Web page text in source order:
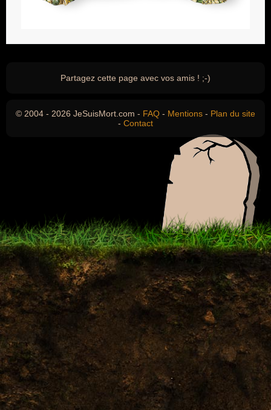
Partagez cette page avec vos amis ! ;-)
© 2004 - 2026 JeSuisMort.com - FAQ - Mentions - Plan du site
- Contact